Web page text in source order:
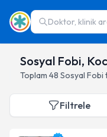
Doktor, klinik
Sosyal Fobi,
Toplam 48 Sosyal Fobi
Filtrele